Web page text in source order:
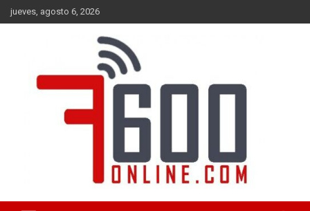
Skip
to
jueves, agosto 6, 2026
7600 online